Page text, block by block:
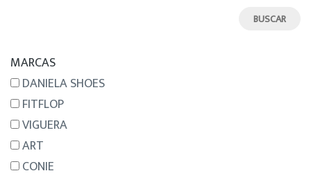
MARCAS
DANIELA SHOES
FITFLOP
VIGUERA
ART
CONIE